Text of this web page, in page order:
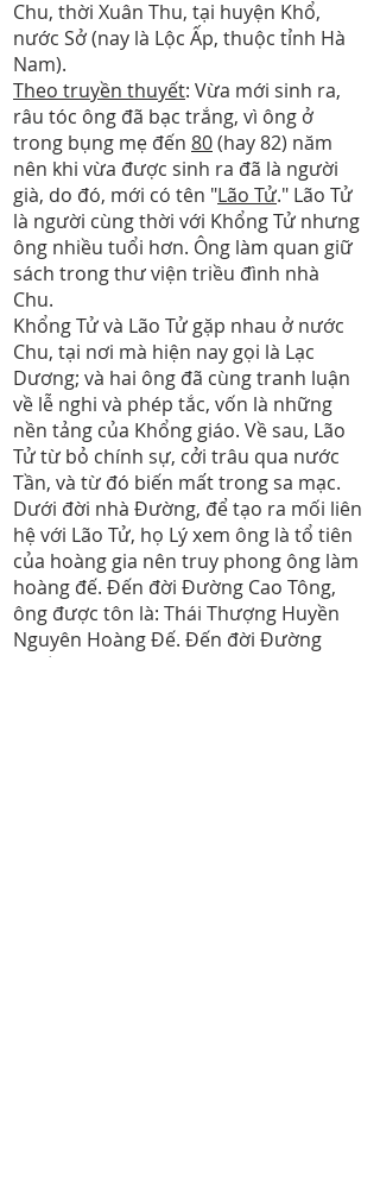
Chu, thời Xuân Thu, tại huyện Khổ,
nước Sở (nay là Lộc Ấp, thuộc tỉnh Hà
Nam).
Theo truyền thuyết: Vừa mới sinh ra,
râu tóc ông đã bạc trắng, vì ông ở
trong bụng mẹ đến 80(hay 82) năm
nên khi vừa được sinh ra đã là người
già, do đó, mới có tên "Lão Tử." Lão Tử
là người cùng thời với Khổng Tử nhưng
ông nhiều tuổi hơn. Ông làm quan giữ
sách trong thư viện triều đình nhà
Chu.
Khổng Tử và Lão Tử gặp nhau ở nước
Chu, tại nơi mà hiện nay gọi là Lạc
Dương; và hai ông đã cùng tranh luận
về lễ nghi và phép tắc, vốn là những
nền tảng của Khổng giáo. Về sau, Lão
Tử từ bỏ chính sự, cởi trâu qua nước
Tần, và từ đó biến mất trong sa mạc.
Dưới đời nhà Đường, để tạo ra mối liên
hệ với Lão Tử, họ Lý xem ông là tổ tiên
của hoàng gia nên truy phong ông làm
hoàng đế. Đến đời Đường Cao Tông,
ông được tôn là: Thái Thượng Huyền
Nguyên Hoàng Đế. Đến đời Đường
Huyền Tông lại gia phong cho ông là: